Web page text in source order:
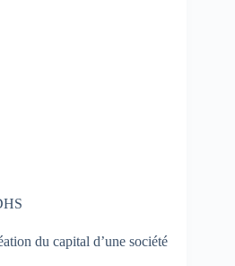
du capital d’une société